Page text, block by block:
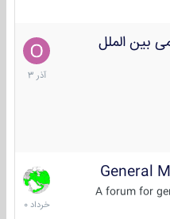
بین الملل
21
آذر
1403
A forum for
10
خرداد
1400